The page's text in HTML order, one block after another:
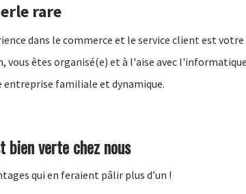
rare
dans le commerce et le service client est
vous êtes organisé(e) et à l'aise avec l'informatique
entreprise familiale et dynamique.
bien verte chez nous
qui en feraient pâlir plus d’un !